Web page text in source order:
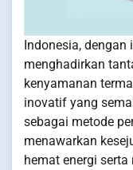
Indonesia, dengan
menghadirkan
kenyamanan
inovatif yang
sebagai metode
menawarkan
hemat energi